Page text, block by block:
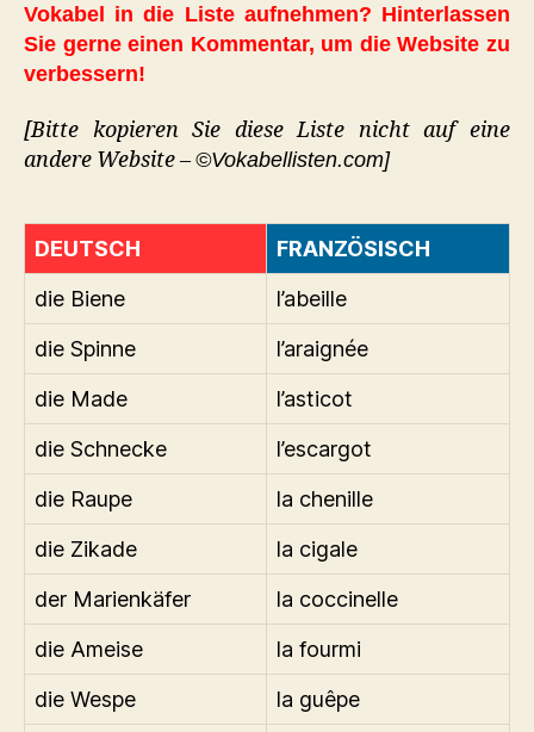
Vokabel in die Liste aufnehmen? Hinterlassen
Sie gerne einen Kommentar, um die Website zu
verbessern!
[Bitte kopieren Sie diese Liste nicht auf eine
andere Website – ©Vokabellisten.com]
DEUTSCH
FRANZÖSISCH
die Biene
l’abeille
die Spinne
l’araignée
die Made
l’asticot
die Schnecke
l’escargot
die Raupe
la chenille
die Zikade
la cigale
der Marienkäfer
la coccinelle
die Ameise
la fourmi
die Wespe
la guêpe